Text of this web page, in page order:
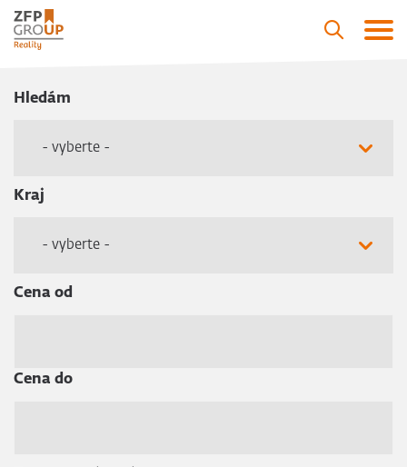
Hledám
- vyberte -
Kraj
- vyberte -
Cena od
Cena do